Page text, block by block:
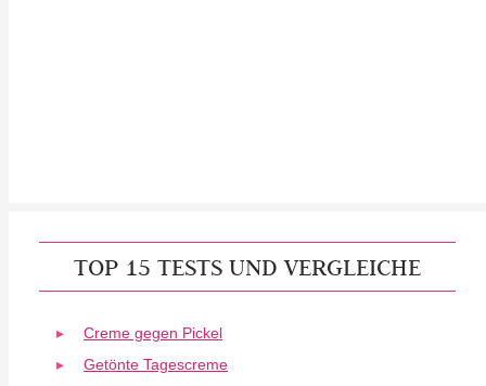
TOP 15 TESTS UND VERGLEICHE
Creme gegen Pickel
Getönte Tagescreme